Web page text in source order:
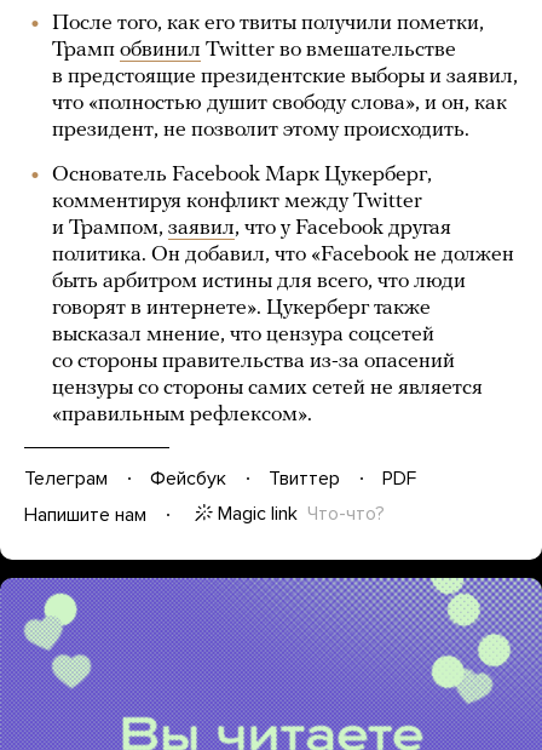
После того, как его твиты получили пометки,
Трамп обвинил Twitter во вмешательстве
в предстоящие президентские выборы и заявил,
что «полностью душит свободу слова», и он, как
президент, не позволит этому происходить.
Основатель Facebook Марк Цукерберг,
комментируя конфликт между Twitter
и Трампом, заявил, что у Facebook другая
политика. Он добавил, что «Facebook не должен
быть арбитром истины для всего, что люди
говорят в интернете». Цукерберг также
высказал мнение, что цензура соцсетей
со стороны правительства из-за опасений
цензуры со стороны самих сетей не является
«правильным рефлексом».
Телеграм Фейсбук Твиттер
PDF
Напишите нам
Magic link Что-что?